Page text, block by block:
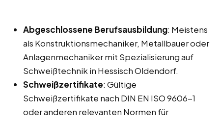
Abgeschlossene Berufsausbildung: Meistens
als Konstruktionsmechaniker, Metallbauer oder
Anlagenmechaniker mit Spezialisierung auf
Schweißtechnik in Hessisch Oldendorf.
Schweißzertifikate: Gültige
Schweißzertifikate nach DIN EN ISO 9606-1
oder anderen relevanten Normen für